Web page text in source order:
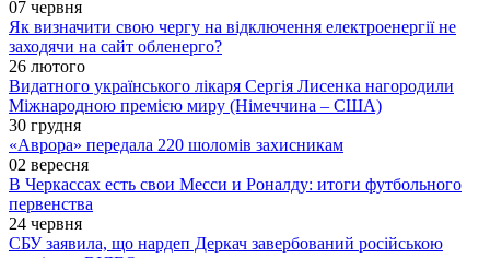
07 червня
Як визначити свою чергу на відключення електроенергії не
заходячи на сайт обленерго?
26 лютого
Видатного українського лікаря Сергія Лисенка нагородили
Міжнародною премією миру (Німеччина – США)
30 грудня
«Аврора» передала 220 шоломів захисникам
02 вересня
В Черкассах есть свои Месси и Роналду: итоги футбольного
первенства
24 червня
СБУ заявила, що нардеп Деркач завербований російською